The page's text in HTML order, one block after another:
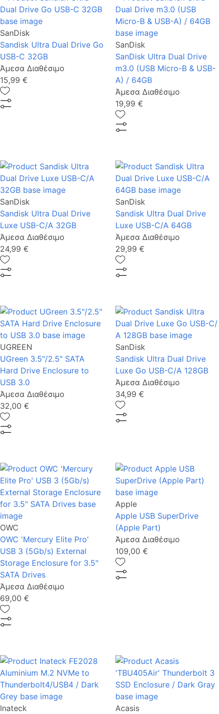
SanDisk
Sandisk Ultra Dual Drive Go
USB-C 32GB
Άμεσα Διαθέσιμο
15,99 €
SanDisk
SanDisk Ultra Dual Drive
m3.0 (USB Micro-B & USB-
A) / 64GB
Άμεσα Διαθέσιμο
19,99 €
SanDisk
Sandisk Ultra Dual Drive
Luxe USB-C/Α 32GB
Άμεσα Διαθέσιμο
24,99 €
SanDisk
Sandisk Ultra Dual Drive
Luxe USB-C/A 64GB
Άμεσα Διαθέσιμο
29,99 €
UGREEN
UGreen 3.5"/2.5" SATA
Hard Drive Enclosure to
USB 3.0
Άμεσα Διαθέσιμο
32,00 €
SanDisk
Sandisk Ultra Dual Drive
Luxe Go USB-C/Α 128GB
Άμεσα Διαθέσιμο
34,99 €
OWC
OWC 'Mercury Elite Pro'
USB 3 (5Gb/s) External
Storage Enclosure for 3.5"
SATA Drives
Άμεσα Διαθέσιμο
69,00 €
Apple
Apple USB SuperDrive
(Apple Part)
Άμεσα Διαθέσιμο
109,00 €
Inateck
Acasis